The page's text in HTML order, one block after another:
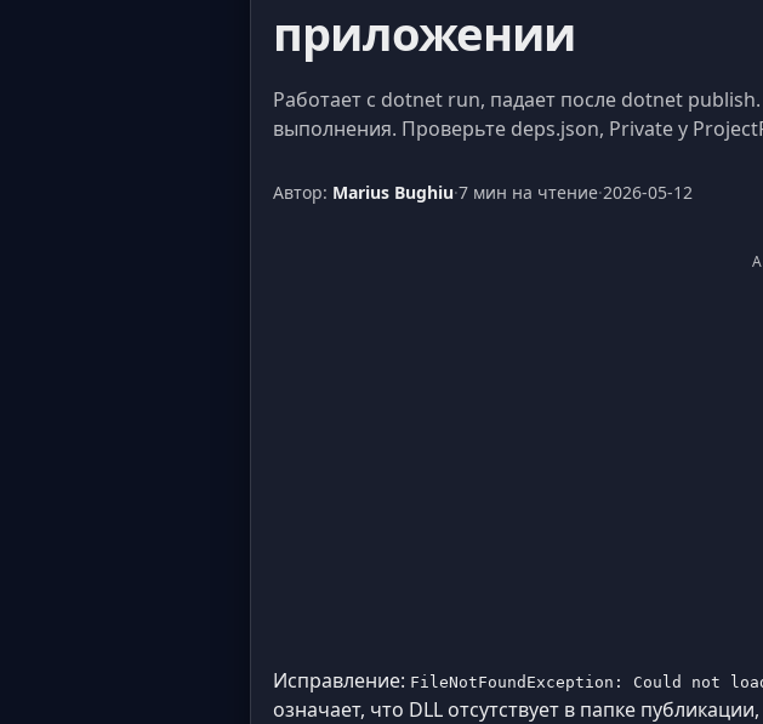
приложении
Работает с dotnet run, падает после dotnet
выполнения. Проверьте deps.json, Private у
Автор: Marius Bughiu·7 мин на чтение·2026-05-12
Исправление: FileNotFoundException: Could not
означает, что DLL отсутствует в папке